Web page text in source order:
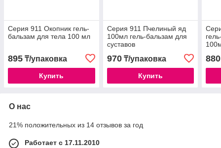
Серия 911 Окопник гель-
бальзам для тела 100 мл
895 ₸/упаковка
Купить
Серия 911 Пчелиный яд
100мл гель-бальзам для
суставов
970₸/упаковка
Купить
880
О нас
21% положительных из 14 отзывов за год
Работает с 17.11.2010